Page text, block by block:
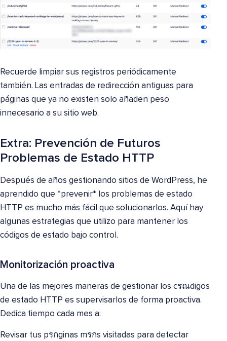
Recuerde limpiar sus registros periódicamente
también. Las entradas de redirección antiguas para
páginas que ya no existen solo añaden peso
innecesario a su sitio web.
Extra: Prevención de Futuros
Problemas de Estado HTTP
Después de años gestionando sitios de WordPress, he
aprendido que *prevenir* los problemas de estado
HTTP es mucho más fácil que solucionarlos. Aquí hay
algunas estrategias que utilizo para mantener los
códigos de estado bajo control.
Monitorización proactiva
Una de las mejores maneras de gestionar los cรณdigos
de estado HTTP es supervisarlos de forma proactiva.
Dedica tiempo cada mes a:
Revisar tus pรกginas mรกs visitadas para detectar